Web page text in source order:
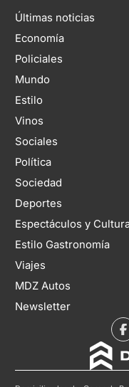
Últimas noticias
Economía
Policiales
Mundo
Estilo
Vinos
Sociales
Política
Sociedad
Deportes
Espectáculos y
Estilo Gastronomía
Viajes
MDZ Autos
Newsletter